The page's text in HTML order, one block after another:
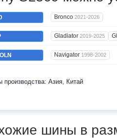
Bronco 2021-2026
Gladiator 2019-2025
Navigator 1998-2002
производства: Азия, Китай
шины в